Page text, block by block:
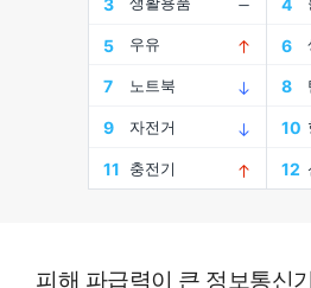
피해 파급력이 큰 정보통신